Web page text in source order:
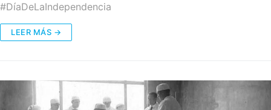
#DíaDeLaIndependencia
LEER MÁS →